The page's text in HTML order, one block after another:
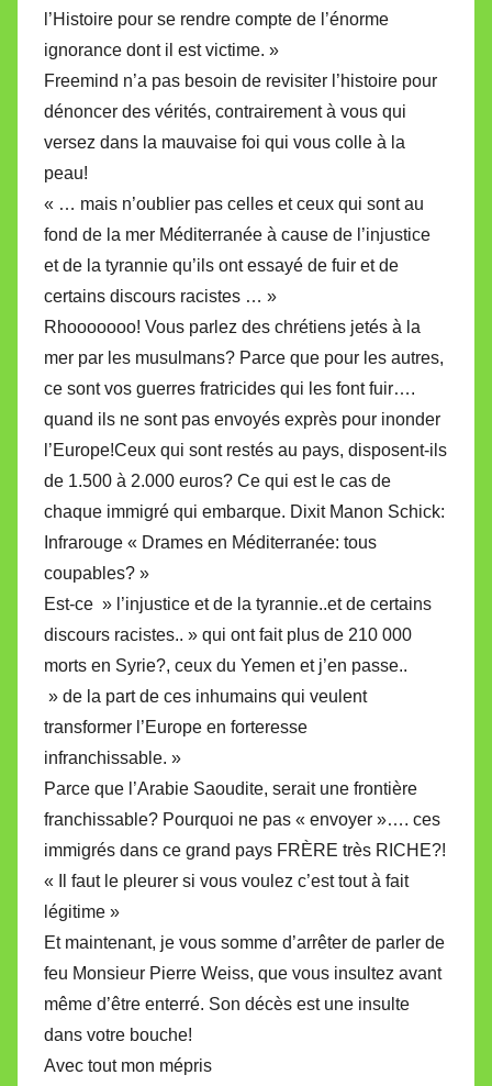
l’Histoire pour se rendre compte de l’énorme
ignorance dont il est victime. »
Freemind n’a pas besoin de revisiter l’histoire pour
dénoncer des vérités, contrairement à vous qui
versez dans la mauvaise foi qui vous colle à la
peau!
« … mais n’oublier pas celles et ceux qui sont au
fond de la mer Méditerranée à cause de l’injustice
et de la tyrannie qu’ils ont essayé de fuir et de
certains discours racistes … »
Rhooooooo! Vous parlez des chrétiens jetés à la
mer par les musulmans? Parce que pour les autres,
ce sont vos guerres fratricides qui les font fuir….
quand ils ne sont pas envoyés exprès pour inonder
l’Europe!Ceux qui sont restés au pays, disposent-ils
de 1.500 à 2.000 euros? Ce qui est le cas de
chaque immigré qui embarque. Dixit Manon Schick:
Infrarouge « Drames en Méditerranée: tous
coupables? »
Est-ce » l’injustice et de la tyrannie..et de certains
discours racistes.. » qui ont fait plus de 210 000
morts en Syrie?, ceux du Yemen et j’en passe..
» de la part de ces inhumains qui veulent
transformer l’Europe en forteresse
infranchissable. »
Parce que l’Arabie Saoudite, serait une frontière
franchissable? Pourquoi ne pas « envoyer »…. ces
immigrés dans ce grand pays FRÈRE très RICHE?!
« Il faut le pleurer si vous voulez c’est tout à fait
légitime »
Et maintenant, je vous somme d’arrêter de parler de
feu Monsieur Pierre Weiss, que vous insultez avant
même d’être enterré. Son décès est une insulte
dans votre bouche!
Avec tout mon mépris